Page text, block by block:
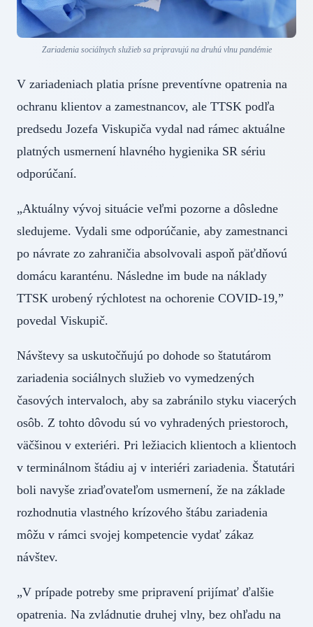
Zariadenia sociálnych služieb sa pripravujú na druhú vlnu pandémie
V zariadeniach platia prísne preventívne opatrenia na
ochranu klientov a zamestnancov, ale TTSK podľa
predsedu Jozefa Viskupiča vydal nad rámec aktuálne
platných usmernení hlavného hygienika SR sériu
odporúčaní.
„Aktuálny vývoj situácie veľmi pozorne a dôsledne
sledujeme. Vydali sme odporúčanie, aby zamestnanci
po návrate zo zahraničia absolvovali aspoň päťdňovú
domácu karanténu. Následne im bude na náklady
TTSK urobený rýchlotest na ochorenie COVID-19,”
povedal Viskupič.
Návštevy sa uskutočňujú po dohode so štatutárom
zariadenia sociálnych služieb vo vymedzených
časových intervaloch, aby sa zabránilo styku viacerých
osôb. Z tohto dôvodu sú vo vyhradených priestoroch,
väčšinou v exteriéri. Pri ležiacich klientoch a klientoch
v terminálnom štádiu aj v interiéri zariadenia. Štatutári
boli navyše zriaďovateľom usmernení, že na základe
rozhodnutia vlastného krízového štábu zariadenia
môžu v rámci svojej kompetencie vydať zákaz
návštev.
„V prípade potreby sme pripravení prijímať ďalšie
opatrenia. Na zvládnutie druhej vlny, bez ohľadu na